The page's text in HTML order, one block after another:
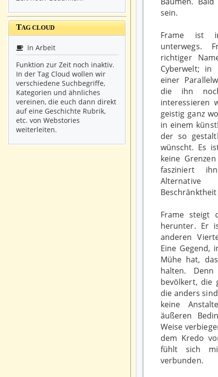
sein.
Frame ist
unterwegs.
richtiger
Cyberwelt;
einer
die ihn
interessieren
geistig ganz
in einem
der so
wünscht. Es
keine
fasziniert
Frame steigt
herunter. Er
anderen
Eine Gegend,
Mühe hat,
halten.
bevölkert, die
die anders
keine
äußeren
Weise
dem Kredo
fühlt sich
verbunden.
TAG CLOUD
In Arbeit
Funktion zur Zeit noch inaktiv.
In der Tag Cloud wollen wir
verschiedene Suchbegriffe,
Kategorien und ähnliches
vereinen, die euch dann direkt
auf eine Geschichte Rubrik,
etc. von Webstories
weiterleiten.